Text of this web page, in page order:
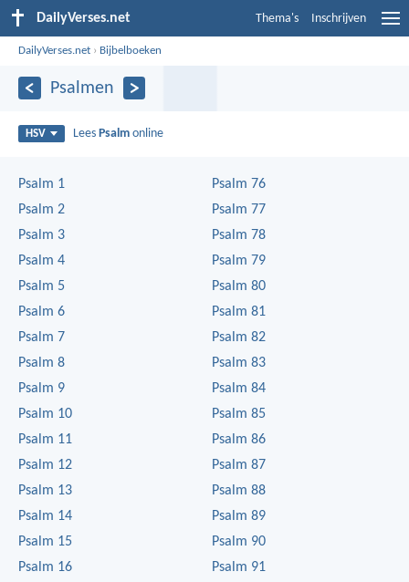
DailyVerses.net Thema's Inschrijven
DailyVerses.net › Bijbelboeken
Psalmen
HSV Lees Psalm online
Psalm 1
Psalm 2
Psalm 3
Psalm 4
Psalm 5
Psalm 6
Psalm 7
Psalm 8
Psalm 9
Psalm 10
Psalm 11
Psalm 12
Psalm 13
Psalm 14
Psalm 15
Psalm 16
Psalm 76
Psalm 77
Psalm 78
Psalm 79
Psalm 80
Psalm 81
Psalm 82
Psalm 83
Psalm 84
Psalm 85
Psalm 86
Psalm 87
Psalm 88
Psalm 89
Psalm 90
Psalm 91